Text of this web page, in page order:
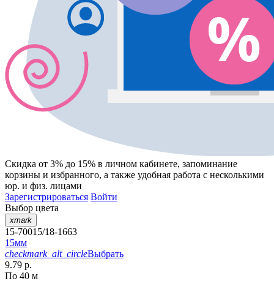
Скидка от 3% до 15% в личном кабинете, запоминание
корзины и избранного, а также удобная работа с несколькими
юр. и физ. лицами
Зарегистрироваться Войти
Выбор цвета
xmark
15-70015/18-1663
15мм
checkmark_alt_circleВыбрать
9.79 р.
По 40 м